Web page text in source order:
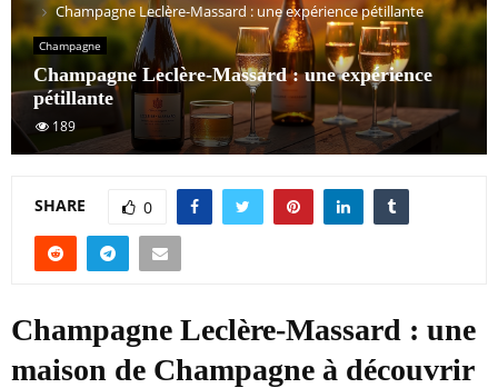
Champagne Leclère-Massard : une expérience pétillante
Champagne
Champagne Leclère-Massard : une expérience
pétillante
189
SHARE 0
Champagne Leclère-Massard : une
maison de Champagne à découvrir